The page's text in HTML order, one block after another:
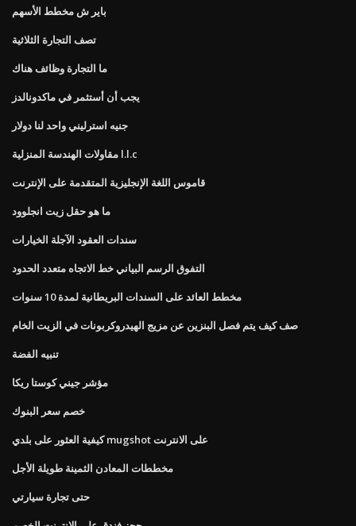
باير ش مخطط الأسهم
تصف التجارة الثلاثية
ما التجارة وظائف هناك
يجب أن أستثمر في ماكدونالدز
جنيه استرليني واحد لنا دولار
مقاولات الهندسة المنزلية l.l.c
قاموس اللغة الإنجليزية المتقدمة على الإنترنت
ما هو حقل زيت انجلوود
سندات العقود الآجلة الخيارات
التفوق الرسم البياني خط الاتجاه متعدد الحدود
مخطط العائد على السندات البريطانية لمدة 10 سنوات
صف كيف يتم فصل البنزين عن مزيج الهيدروكربونات في الزيت الخام
تنبيه الفضة
مؤشر جيني كوستا ريكا
خصم سعر البنوك
كيفية العثور على بلدي mugshot على الانترنت
مخططات المعادن الثمينة طويلة الأجل
حتى تجارة سيارتي